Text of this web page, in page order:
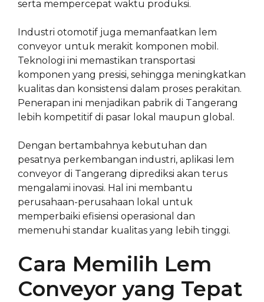
serta mempercepat waktu produksi.
Industri otomotif juga memanfaatkan lem
conveyor untuk merakit komponen mobil.
Teknologi ini memastikan transportasi
komponen yang presisi, sehingga meningkatkan
kualitas dan konsistensi dalam proses perakitan.
Penerapan ini menjadikan pabrik di Tangerang
lebih kompetitif di pasar lokal maupun global.
Dengan bertambahnya kebutuhan dan
pesatnya perkembangan industri, aplikasi lem
conveyor di Tangerang diprediksi akan terus
mengalami inovasi. Hal ini membantu
perusahaan-perusahaan lokal untuk
memperbaiki efisiensi operasional dan
memenuhi standar kualitas yang lebih tinggi.
Cara Memilih Lem
Conveyor yang Tepat